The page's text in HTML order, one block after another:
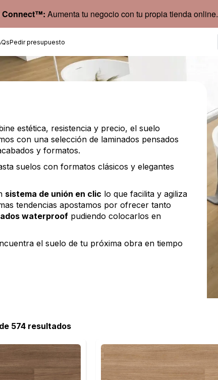
Connect™: Aumenta tu negocio con tu propia tienda online.
Pedir presupuesto
estética, resistencia y precio, el suelo
con una selección de laminados pensados
y formatos.
suelos con formatos clásicos y elegantes
sistema de unión en clic lo que facilita y agiliza
tendencias apostamos por ofrecer tanto
waterproof pudiendo colocarlos en
el suelo de tu próxima obra en tiempo
574 resultados